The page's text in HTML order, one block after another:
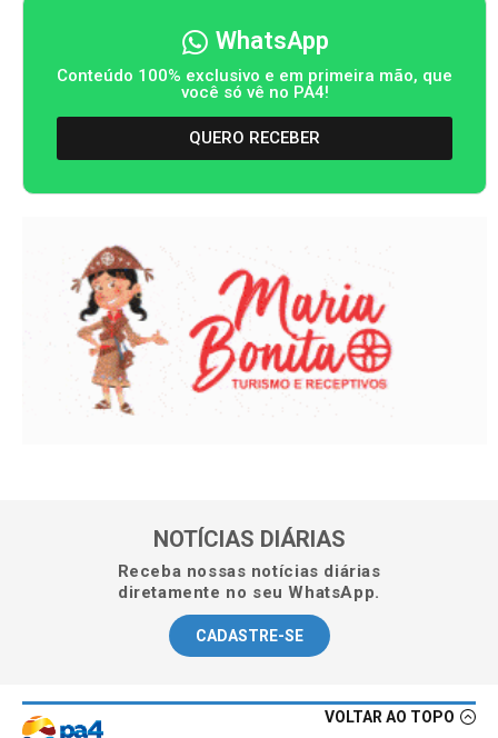
WhatsApp
Conteúdo 100% exclusivo e em primeira mão, que
você só vê no PA4!
QUERO RECEBER
NOTÍCIAS DIÁRIAS
Receba nossas notícias diárias
diretamente no seu WhatsApp.
CADASTRE-SE
VOLTAR AO TOPO